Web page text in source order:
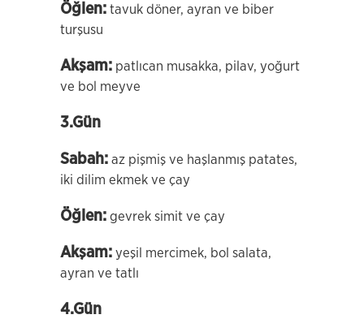
Öğlen: tavuk döner, ayran ve biber
turşusu
Akşam: patlıcan musakka, pilav, yoğurt
ve bol meyve
3.Gün
Sabah: az pişmiş ve haşlanmış patates,
iki dilim ekmek ve çay
Öğlen: gevrek simit ve çay
Akşam: yeşil mercimek, bol salata,
ayran ve tatlı
4.Gün